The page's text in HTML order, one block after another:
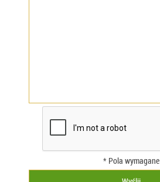
* Pola wymagane